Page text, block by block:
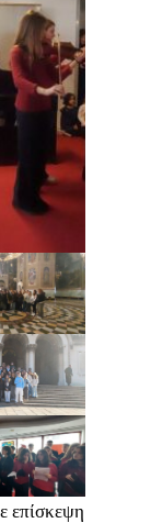
επίσκεψη